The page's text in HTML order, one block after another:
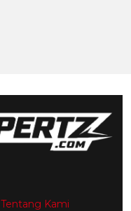
Tentang Kami